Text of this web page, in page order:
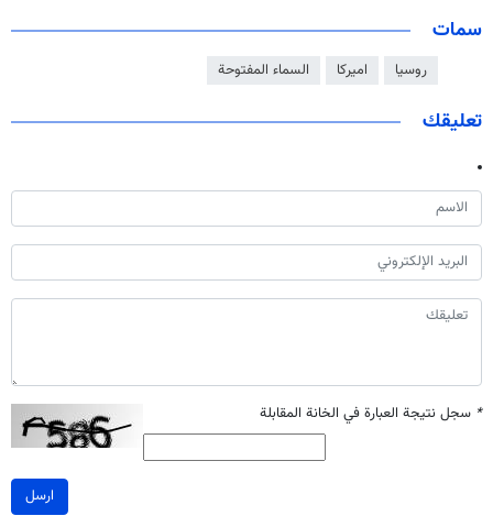
سمات
روسيا اميركا السماء المفتوحة
تعليقك
* سجل نتيجة العبارة في الخانة المقابلة
ارسل